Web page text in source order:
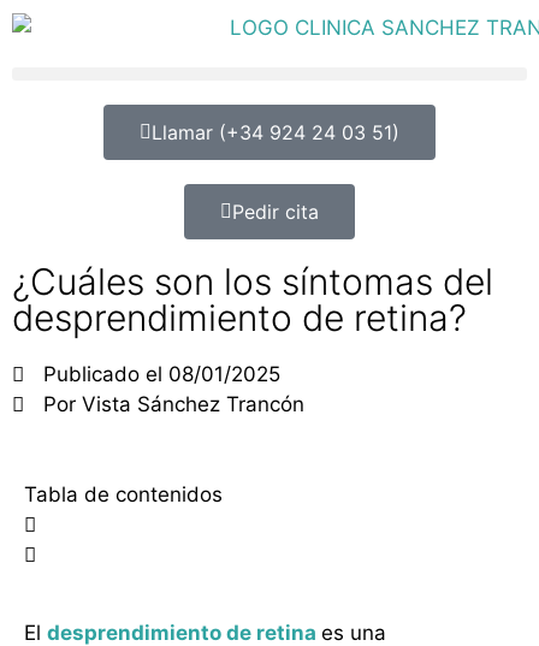
Llamar (+34 924 24 03 51)
Pedir cita
¿Cuáles son los síntomas del
desprendimiento de retina?
Publicado el 08/01/2025
Por Vista Sánchez Trancón
El desprendimiento de retina es una
Tabla de contenidos